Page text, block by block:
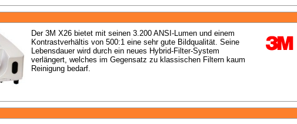
Der 3M X26 bietet mit seinen 3.200 ANSI-Lumen und einem
Kontrastverhältis von 500:1 eine sehr gute Bildqualität. Seine
Lebensdauer wird durch ein neues Hybrid-Filter-System
verlängert, welches im Gegensatz zu klassischen Filtern kaum
Reinigung bedarf.